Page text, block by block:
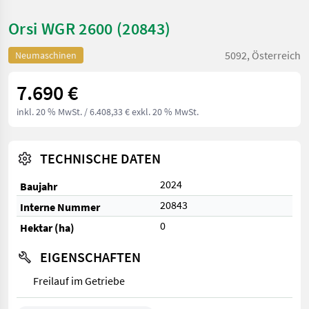
Orsi WGR 2600 (20843)
Neumaschinen 5092, Österreich
7.690 €
inkl. 20 % MwSt. / 6.408,33 € exkl. 20 % MwSt.
TECHNISCHE DATEN
Baujahr
2024
Interne Nummer
20843
Hektar (ha)
0
EIGENSCHAFTEN
Freilauf im Getriebe